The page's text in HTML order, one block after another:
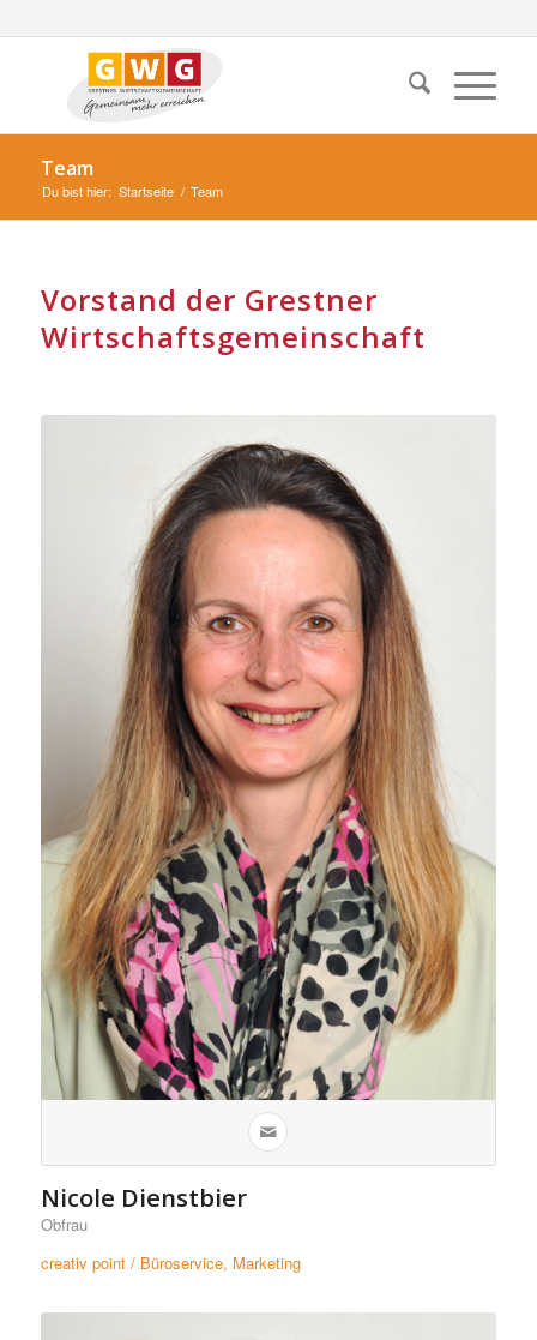
Team
Du bist hier: Startseite / Team
Vorstand der Grestner
Wirtschaftsgemeinschaft
Nicole Dienstbier
Obfrau
creativ point / Büroservice, Marketing